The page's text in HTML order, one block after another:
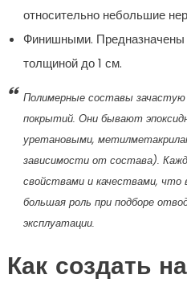
относительно небольшие
Финишными. Предназначены
толщиной до 1 см.
Полимерные составы
покрытий. Они бывают
уретановыми,
зависимости от состава).
свойствами и качествами,
большая роль при подборе
эксплуатации.
Как создать